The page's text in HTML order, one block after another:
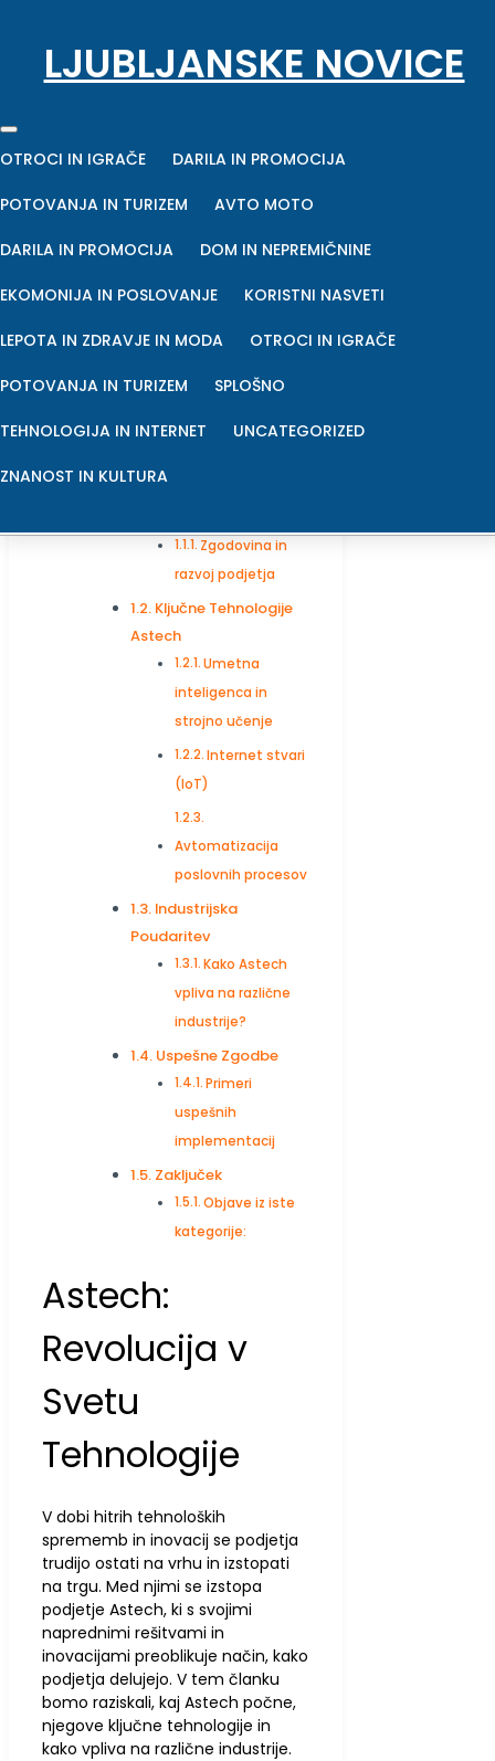
content
LJUBLJANSKE NOVICE
OTROCI IN IGRAČE DARILA IN PROMOCIJA
POTOVANJA IN TURIZEM AVTO MOTO
DARILA IN PROMOCIJA DOM IN NEPREMIČNINE
EKOMONIJA IN POSLOVANJE KORISTNI NASVETI
LEPOTA IN ZDRAVJE IN MODA OTROCI IN IGRAČE
POTOVANJA IN TURIZEM SPLOŠNO
TEHNOLOGIJA IN INTERNET UNCATEGORIZED
ZNANOST IN KULTURA
astech
Posted on 09. 08. 2025
0
Posted by admin
Svetu Tehnologije
Zgodovina in
razvoj podjetja
Ključne Tehnologije
Astech
Umetna
inteligenca in
strojno učenje
Internet stvari
(IoT)
Avtomatizacija
poslovnih procesov
Industrijska
Poudaritev
Kako Astech
vpliva na različne
industrije?
Uspešne Zgodbe
Primeri
uspešnih
implementacij
Zaključek
Objave iz iste
kategorije:
Astech:
Revolucija v
Svetu
Tehnologije
V dobi hitrih tehnoloških
sprememb in inovacij se podjetja
trudijo ostati na vrhu in izstopati
na trgu. Med njimi se izstopa
podjetje Astech, ki s svojimi
naprednimi rešitvami in
inovacijami preoblikuje način, kako
podjetja delujejo. V tem članku
bomo raziskali, kaj Astech počne,
njegove ključne tehnologije in
kako vpliva na različne industrije.